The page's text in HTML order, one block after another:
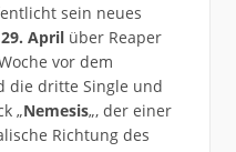
sein neues
29. Aprilüber Reaper
vor dem
die dritte Single und
„Nemesis„, der einer
Richtung des